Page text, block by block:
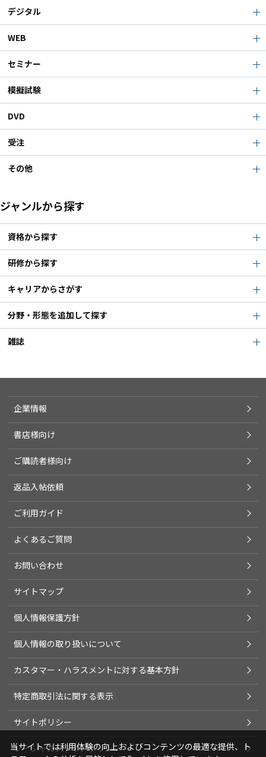
デジタル
WEB
セミナー
模擬試験
DVD
受注
その他
ジャンルから探す
資格から探す
研修から探す
キャリアからさがす
分野・形態を追加して探す
雑誌
企業情報
書店様向け
ご購読者様向け
返品入帖依頼
ご利用ガイド
よくあるご質問
お問い合わせ
サイトマップ
個人情報保護方針
個人情報の取り扱いについて
カスタマー・ハラスメントに対する基本方針
特定商取引法に関する表示
サイトポリシー
ソーシャルメディアポリシー
当サイトでは利用体験の向上およびコンテンツの最適な提供、ト